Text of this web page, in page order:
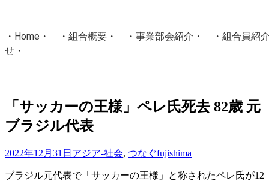
・ Home ・ ・ 組合概要 ・ ・ 事業部会紹介 ・ ・ 組合員紹
せ ・
国土交通省・経済産業省・農林水産省・厚生労働省 認可
「サッカーの王様」ペレ氏死去 82歳 元
ブラジル代表
2022年12月31日 アジア-社会, つなぐfujishima
ブラジル元代表で「サッカーの王様」と称されたペレ氏が12